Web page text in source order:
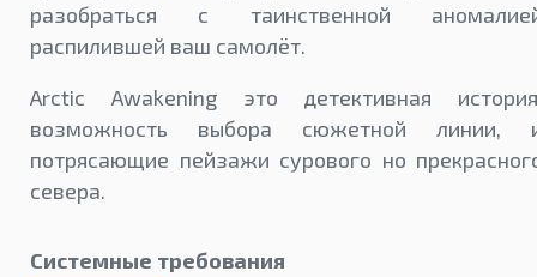
разобраться с таинственной
распилившей ваш самолёт.
Arctic Awakening это детективная
возможность выбора сюжетной линии,
потрясающие пейзажи сурового но
севера.
Системные требования